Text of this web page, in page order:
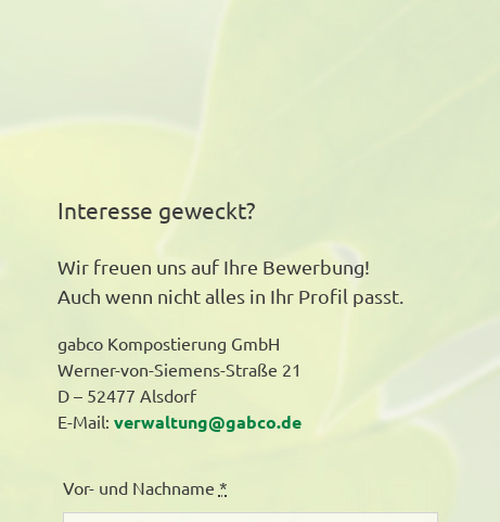
Interesse geweckt?
Wir freuen uns auf Ihre Bewerbung!
Auch wenn nicht alles in Ihr Profil passt.
gabco Kompostierung GmbH
Werner-von-Siemens-Straße 21
D – 52477 Alsdorf
E-Mail: verwaltung@gabco.de
Vor- und Nachname *